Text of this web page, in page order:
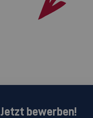
Jetzt bewerben!